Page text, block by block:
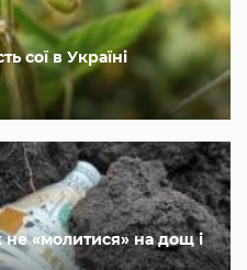
сої в Україні
«молитися» на дощ і